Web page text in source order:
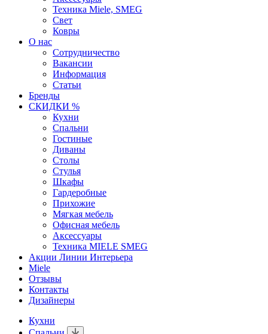
Техника Miele, SMEG
Свет
Ковры
О нас
Сотрудничество
Вакансии
Информация
Статьи
Бренды
СКИДКИ %
Кухни
Спальни
Гостиные
Диваны
Столы
Стулья
Шкафы
Гардеробные
Прихожие
Мягкая мебель
Офисная мебель
Аксессуары
Техника MIELE SMEG
Акции Линии Интерьера
Miele
Отзывы
Контакты
Дизайнеры
Кухни